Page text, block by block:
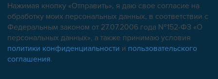
Нажимая кнопку «Отправить», я даю свое согласие на
обработку моих персональных данных, в соответствии с
Федеральным законом от 27.07.2006 года №152-ФЗ «О
персональных данных», а также принимаю условия
политики конфиденциальности и пользовательского
соглашения.